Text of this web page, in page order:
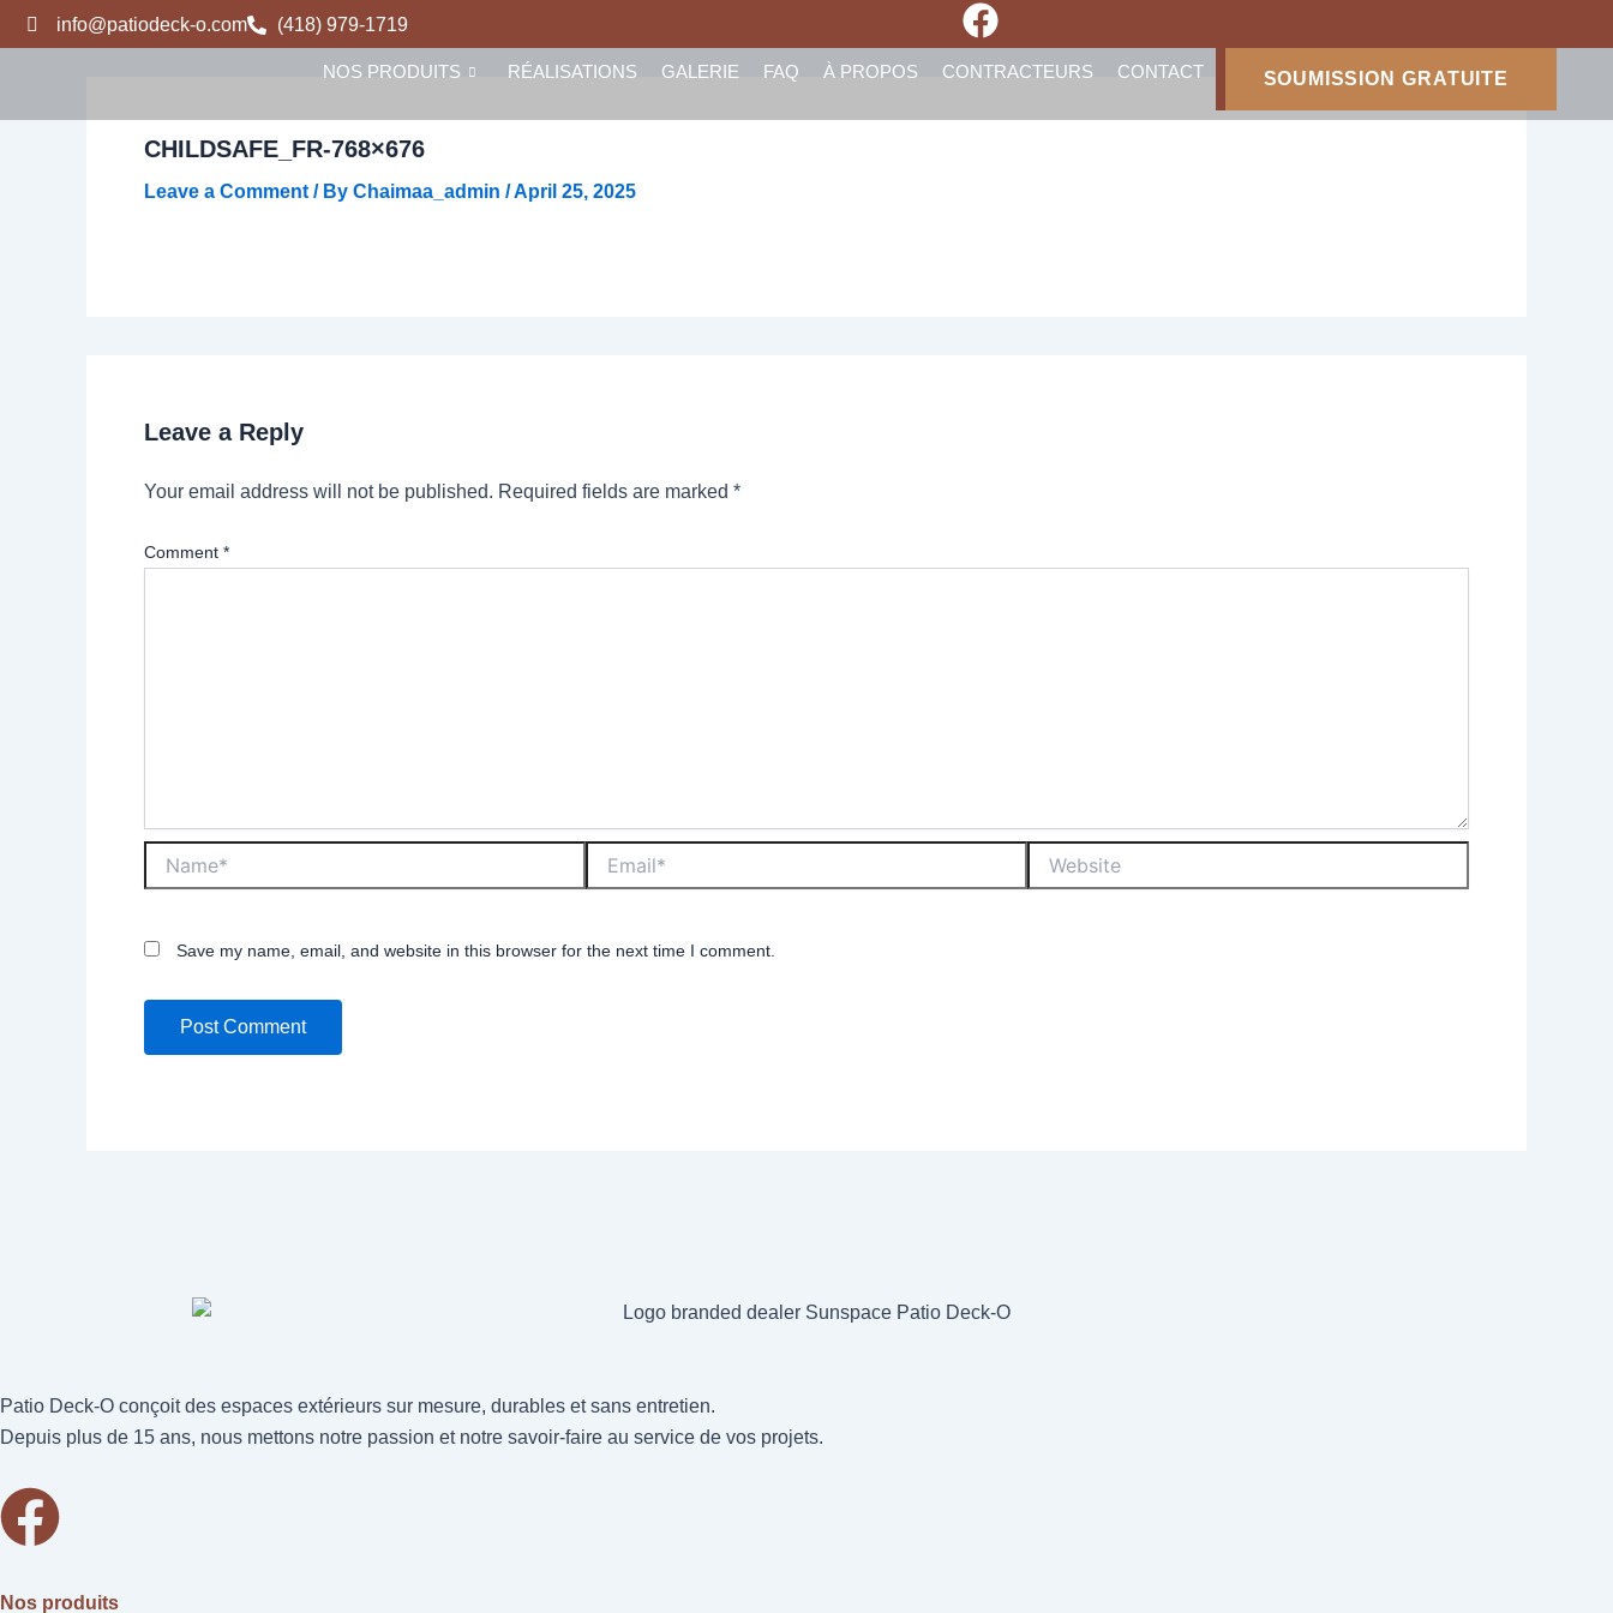
Skip
to
info@patiodeck-o.com (418) 979-1719
NOS PRODUITS RÉALISATIONS GALERIE FAQ À PROPOS CONTRACTEURS CONTACT SOUMISSION GRATUITE
CHILDSAFE_FR-768×676
Leave a Comment / By Chaimaa_admin /April 25, 2025
Leave a Reply
Your email address will not be published. Required fields are marked *
Comment *
Save my name, email, and website in this browser for the next time I comment.
Patio Deck-O conçoit des espaces extérieurs sur mesure, durables et sans entretien.
Depuis plus de 15 ans, nous mettons notre passion et notre savoir-faire au service de vos projets.
Nos produits